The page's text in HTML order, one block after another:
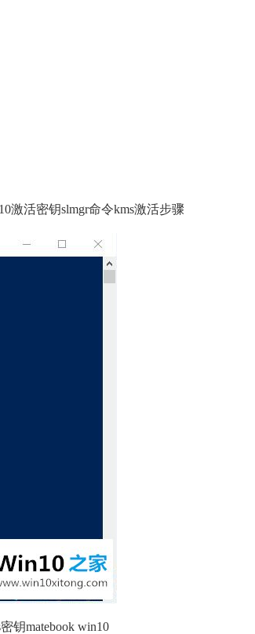
激活密钥slmgr命令kms激活步骤
钥matebook win10